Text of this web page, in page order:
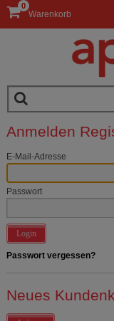
Warenkorb
0
Anmelden
E-Mail-Adresse
Passwort
Login
Passwort vergessen?
Neues